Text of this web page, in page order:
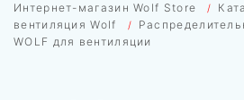
Интернет-магазин Wolf Store
вентиляция Wolf
WOLF для вентиляции